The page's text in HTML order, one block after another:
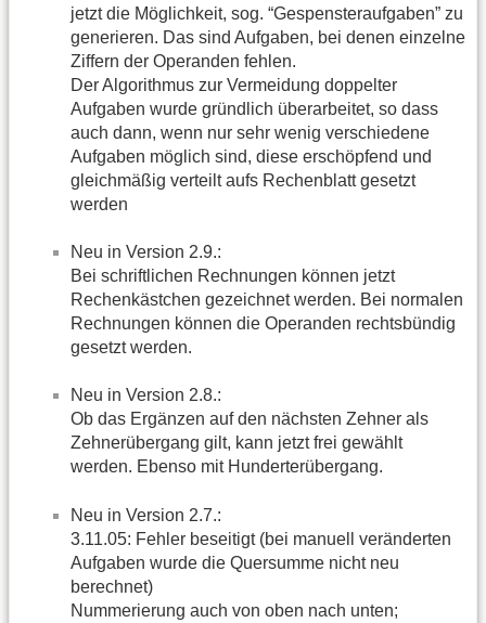
jetzt die Möglichkeit, sog. “Gespensteraufgaben” zu
generieren. Das sind Aufgaben, bei denen einzelne
Ziffern der Operanden fehlen.
Der Algorithmus zur Vermeidung doppelter
Aufgaben wurde gründlich überarbeitet, so dass
auch dann, wenn nur sehr wenig verschiedene
Aufgaben möglich sind, diese erschöpfend und
gleichmäßig verteilt aufs Rechenblatt gesetzt
werden
Neu in Version 2.9.:
Bei schriftlichen Rechnungen können jetzt
Rechenkästchen gezeichnet werden. Bei normalen
Rechnungen können die Operanden rechtsbündig
gesetzt werden.
Neu in Version 2.8.:
Ob das Ergänzen auf den nächsten Zehner als
Zehnerübergang gilt, kann jetzt frei gewählt
werden. Ebenso mit Hunderterübergang.
Neu in Version 2.7.:
3.11.05: Fehler beseitigt (bei manuell veränderten
Aufgaben wurde die Quersumme nicht neu
berechnet)
Nummerierung auch von oben nach unten;